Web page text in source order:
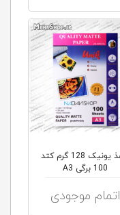
کاغذ یونیک 128 گرم کتد
100 برگی A3
اتمام موجودی